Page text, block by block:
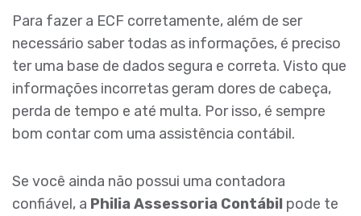
Para fazer a ECF corretamente, além de ser
necessário saber todas as informações, é preciso
ter uma base de dados segura e correta. Visto que
informações incorretas geram dores de cabeça,
perda de tempo e até multa. Por isso, é sempre
bom contar com uma assistência contábil.
Se você ainda não possui uma contadora
confiável, a Philia Assessoria Contábil pode te